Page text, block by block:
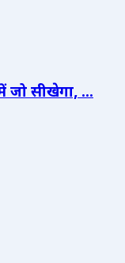
सीखेगा, ...